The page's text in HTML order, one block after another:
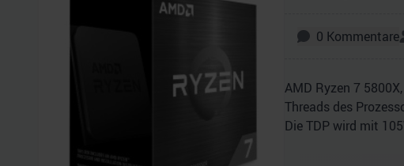
0 Kommentare
AMD Ryzen 7
Threads des
Die TDP wird mit